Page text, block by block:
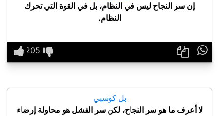
إن سر النجاح ليس في النظام، بل في القوة التي تحرك
النظام.

بل كوسبي
لا أعرف ما هو سر النجاح، لكن سر الفشل هو محاولة إرضاء